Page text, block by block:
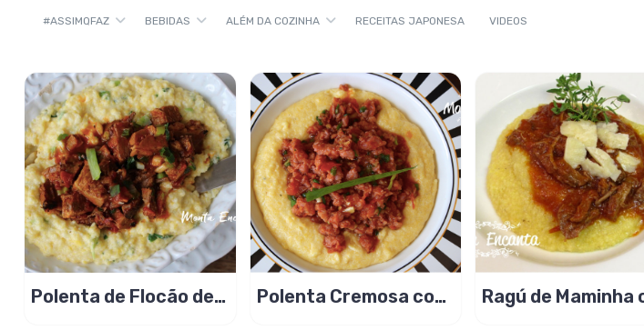
#ASSIMQFAZ BEBIDAS ALÉM DA COZINHA RECEITAS JAPONESA VIDEOS
Polenta de Flocão de
Polenta Cremosa com
Ragú de Maminha